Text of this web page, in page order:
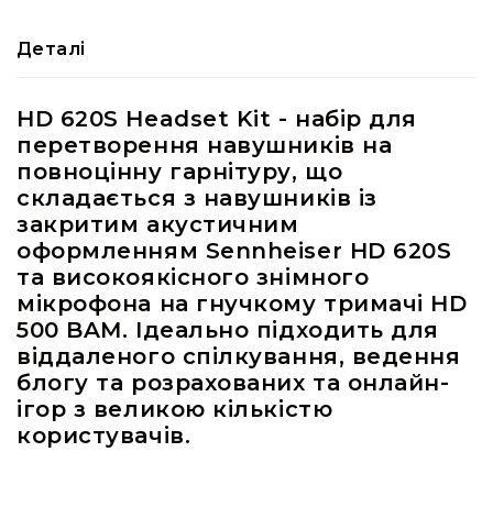
RF
роз'їєми
Тайм-
коди
Генератори
тайм-
кодів
Приймачі
та
передавачі
Дисплеї
Аксесуари
Деталі
HD 620S Headset Kit - набір для
перетворення навушників на
повноцінну гарнітуру, що
складається з навушників із
закритим акустичним
оформленням Sennheiser HD 620S
та високоякісного знімного
мікрофона на гнучкому тримачі HD
500 BAM. Ідеально підходить для
віддаленого спілкування, ведення
блогу та розрахованих та онлайн-
ігор з великою кількістю
користувачів.